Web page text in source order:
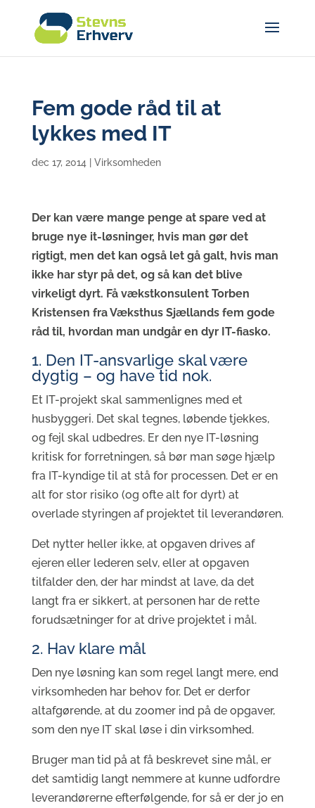
Fem gode råd til at
lykkes med IT
dec 17, 2014 Virksomheden
Der kan være mange penge at spare ved at
bruge nye it-løsninger, hvis man gør det
rigtigt, men det kan også let gå galt, hvis man
ikke har styr på det, og så kan det blive
virkeligt dyrt. Få vækstkonsulent Torben
Kristensen fra Væksthus Sjællands fem gode
råd til, hvordan man undgår en dyr IT-fiasko.
1. Den IT-ansvarlige skal være
dygtig – og have tid nok.
Et IT-projekt skal sammenlignes med et
husbyggeri. Det skal tegnes, løbende tjekkes,
og fejl skal udbedres. Er den nye IT-løsning
kritisk for forretningen, så bør man søge hjælp
fra IT-kyndige til at stå for processen. Det er en
alt for stor risiko (og ofte alt for dyrt) at
overlade styringen af projektet til leverandøren.
Det nytter heller ikke, at opgaven drives af
ejeren eller lederen selv, eller at opgaven
tilfalder den, der har mindst at lave, da det
langt fra er sikkert, at personen har de rette
forudsætninger for at drive projektet i mål.
2. Hav klare mål
Den nye løsning kan som regel langt mere, end
virksomheden har behov for. Det er derfor
altafgørende, at du zoomer ind på de opgaver,
som den nye IT skal løse i din virksomhed.
Bruger man tid på at få beskrevet sine mål, er
det samtidig langt nemmere at kunne udfordre
leverandørerne efterfølgende, for så er der jo en